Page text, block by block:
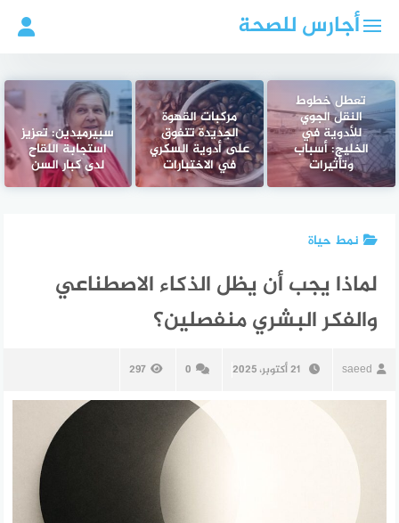
أجارس للصحة
تعطل خطوط
النقل الجوي
للأدوية في
الخليج: أسباب
وتأثيرات
مركبات القهوة
الجديدة تتفوق
على أدوية السكري
في الاختبارات
سبيرميدين: تعزيز
استجابة اللقاح
لدى كبار السن
نمط حياة
لماذا يجب أن يظل الذكاء الاصطناعي
والفكر البشري منفصلين؟
saeed 21 أكتوبر، 2025 0
297